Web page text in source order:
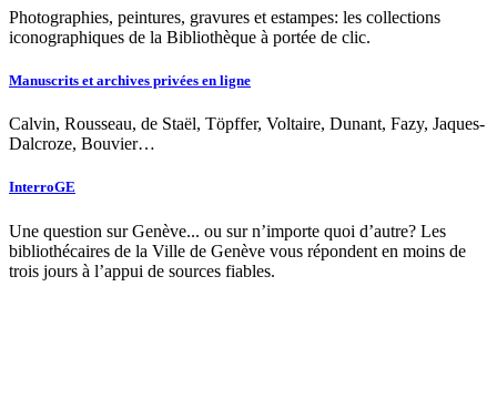
Photographies, peintures, gravures et estampes: les collections
iconographiques de la Bibliothèque à portée de clic.
Manuscrits et archives privées en ligne
Calvin, Rousseau, de Staël, Töpffer, Voltaire, Dunant, Fazy, Jaques-
Dalcroze, Bouvier…
InterroGE
Une question sur Genève... ou sur n’importe quoi d’autre? Les
bibliothécaires de la Ville de Genève vous répondent en moins de
trois jours à l’appui de sources fiables.